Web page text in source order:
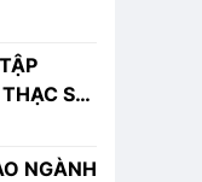
THẠC SĨ
NGÀNH